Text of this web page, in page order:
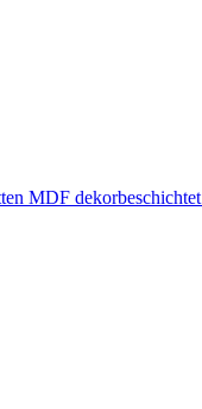
MDF dekorbeschichtet